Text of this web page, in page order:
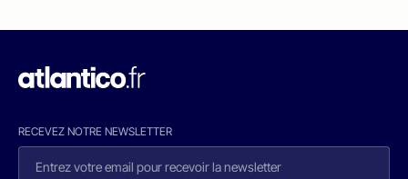
RECEVEZ NOTRE NEWSLETTER